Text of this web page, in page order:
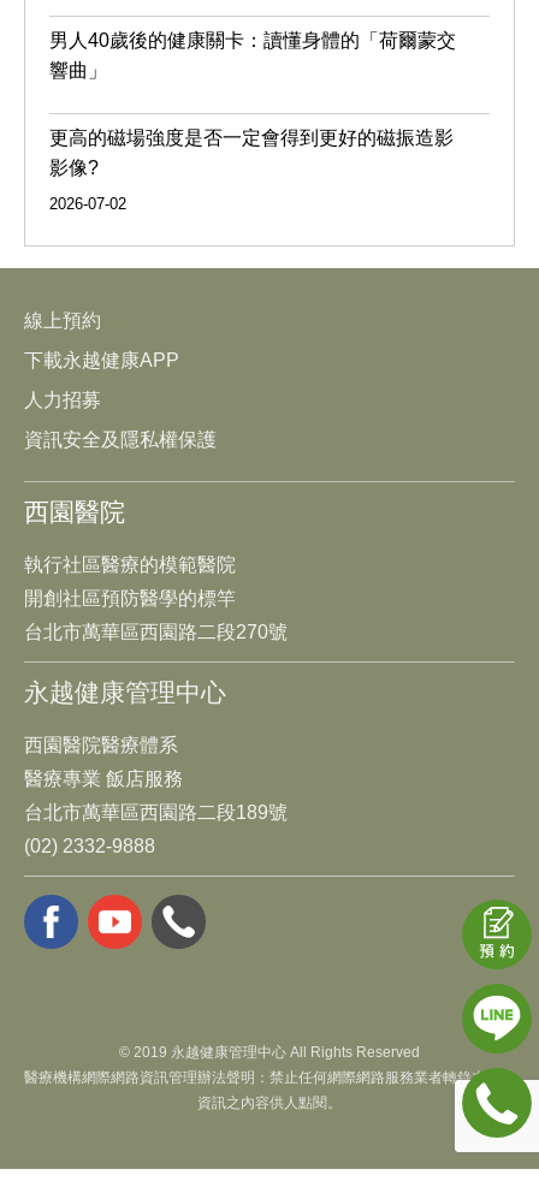
男人40歲後的健康關卡：讀懂身體的「荷爾蒙交
響曲」
更高的磁場強度是否一定會得到更好的磁振造影
影像?
2026-07-02
線上預約
下載永越健康APP
人力招募
資訊安全及隱私權保護
西園醫院
執行社區醫療的模範醫院
開創社區預防醫學的標竿
台北市萬華區西園路二段270號
永越健康管理中心
西園醫院醫療體系
醫療專業 飯店服務
台北市萬華區西園路二段189號
(02) 2332-9888
© 2019 永越健康管理中心 All Rights Reserved
醫療機構網際網路資訊管理辦法聲明：禁止任何網際網路服務業者轉錄本網路
資訊之內容供人點閱。